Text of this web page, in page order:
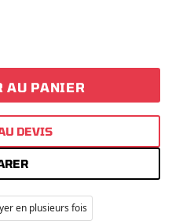
AU PANIER
DEVIS
en plusieurs fois